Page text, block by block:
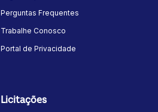
Perguntas Frequentes
Trabalhe Conosco
Portal de Privacidade
Licitações